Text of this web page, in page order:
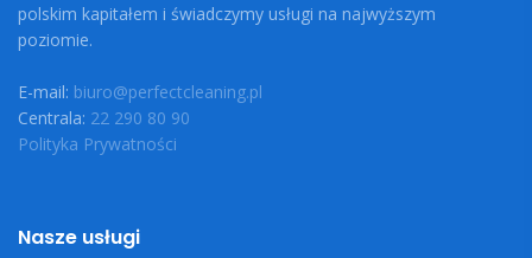
polskim kapitałem i świadczymy usługi na najwyższym
poziomie.
E-mail: biuro@perfectcleaning.pl
Centrala: 22 290 80 90
Polityka Prywatności
Nasze usługi